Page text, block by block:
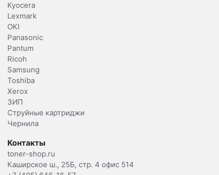
Kyocera
Lexmark
OKI
Panasonic
Pantum
Ricoh
Samsung
Toshiba
Xerox
ЗИП
Струйные картриджи
Чернила
Контакты
toner-shop.ru
Каширское ш., 25Б, стр. 4 офис 514